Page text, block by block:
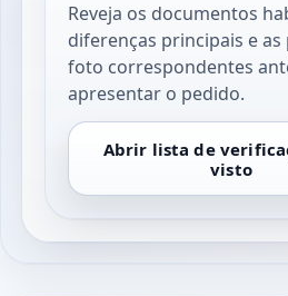
Reveja os documentos
diferenças principais e as
foto correspondentes
apresentar o pedido.
Abrir lista de
visto